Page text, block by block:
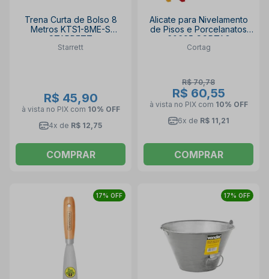
Trena Curta de Bolso 8
Metros KTS1-8ME-S
STARRETT
Starrett
R$ 45,90
à vista no PIX com 10% OFF
4x de R$ 12,75
COMPRAR
Alicate para Nivelamento
de Pisos e Porcelanatos
60695 CORTAG
Cortag
R$ 70,78
R$ 60,55
à vista no PIX com 10% OFF
6x de R$ 11,21
COMPRAR
17% OFF 17% OFF